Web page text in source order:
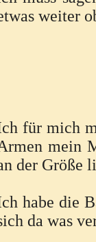
weiter
für mich
mein
der Größe
habe die
da was